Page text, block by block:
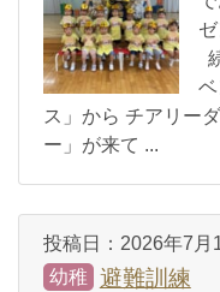
ス」から チアリー
ー」が来て ...
投稿日： 2026年7月
幼稚
避難訓練